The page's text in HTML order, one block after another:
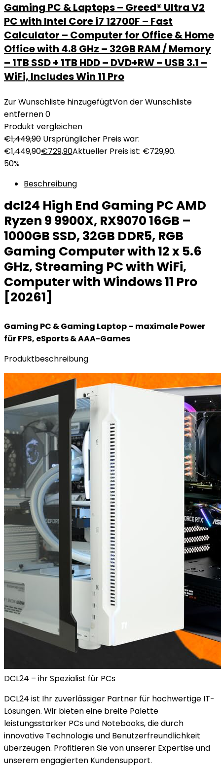
Gaming PC & Laptops – Greed® Ultra V2
PC with Intel Core i7 12700F – Fast
Calculator – Computer for Office & Home
Office with 4.8 GHz – 32GB RAM / Memory
– 1TB SSD + 1TB HDD – DVD+RW – USB 3.1 –
WiFi, Includes Win 11 Pro
Zur Wunschliste hinzugefügtVon der Wunschliste
entfernen0
Produkt vergleichen
€1,449,90 Ursprünglicher Preis war:
€1,449,90€729,90Aktueller Preis ist: €729,90.
50%
Beschreibung
dcl24 High End Gaming PC AMD
Ryzen 9 9900X, RX9070 16GB –
1000GB SSD, 32GB DDR5, RGB
Gaming Computer with 12 x 5.6
GHz, Streaming PC with WiFi,
Computer with Windows 11 Pro
[20261]
Gaming PC & Gaming Laptop – maximale Power
für FPS, eSports & AAA-Games
Produktbeschreibung
DCL24 – ihr Spezialist für PCs
DCL24 ist Ihr zuverlässiger Partner für hochwertige IT-
Lösungen. Wir bieten eine breite Palette
leistungsstarker PCs und Notebooks, die durch
innovative Technologie und Benutzerfreundlichkeit
überzeugen. Profitieren Sie von unserer Expertise und
unserem engagierten Kundensupport.